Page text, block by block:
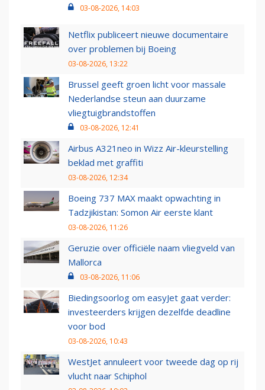
03-08-2026, 14:03
Netflix publiceert nieuwe documentaire
over problemen bij Boeing
03-08-2026, 13:22
Brussel geeft groen licht voor massale
Nederlandse steun aan duurzame
vliegtuigbrandstoffen
03-08-2026, 12:41
Airbus A321neo in Wizz Air-kleurstelling
beklad met graffiti
03-08-2026, 12:34
Boeing 737 MAX maakt opwachting in
Tadzjikistan: Somon Air eerste klant
03-08-2026, 11:26
Geruzie over officiële naam vliegveld van
Mallorca
03-08-2026, 11:06
Biedingsoorlog om easyJet gaat verder:
investeerders krijgen dezelfde deadline
voor bod
03-08-2026, 10:43
WestJet annuleert voor tweede dag op rij
vlucht naar Schiphol